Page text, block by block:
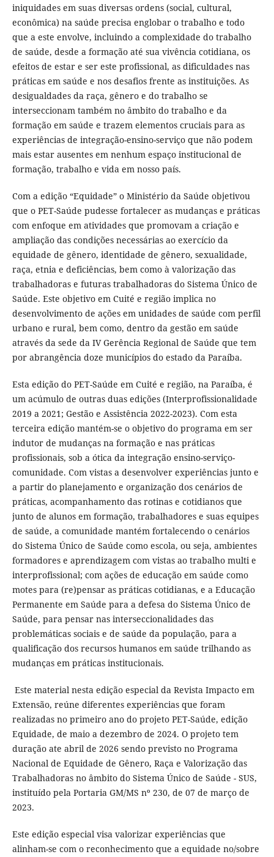
iniquidades em suas diversas ordens (social, cultural,
econômica) na saúde precisa englobar o trabalho e todo
que a este envolve, incluindo a complexidade do trabalho
de saúde, desde a formação até sua vivência cotidiana, os
efeitos de estar e ser este profissional, as dificuldades nas
práticas em saúde e nos desafios frente as instituições. As
desigualdades da raça, gênero e do trabalho se
interseccionam também no âmbito do trabalho e da
formação em saúde e trazem elementos cruciais para as
experiências de integração-ensino-serviço que não podem
mais estar ausentes em nenhum espaço institucional de
formação, trabalho e vida em nosso país.
Com a edição “Equidade” o Ministério da Saúde objetivou
que o PET-Saúde pudesse fortalecer as mudanças e práticas
com enfoque em atividades que promovam a criação e
ampliação das condições necessárias ao exercício da
equidade de gênero, identidade de gênero, sexualidade,
raça, etnia e deficiências, bem como à valorização das
trabalhadoras e futuras trabalhadoras do Sistema Único de
Saúde. Este objetivo em Cuité e região implica no
desenvolvimento de ações em unidades de saúde com perfil
urbano e rural, bem como, dentro da gestão em saúde
através da sede da IV Gerência Regional de Saúde que tem
por abrangência doze municípios do estado da Paraíba.
Esta edição do PET-Saúde em Cuité e região, na Paraíba, é
um acúmulo de outras duas edições (Interprofissionalidade
2019 a 2021; Gestão e Assistência 2022-2023). Com esta
terceira edição mantém-se o objetivo do programa em ser
indutor de mudanças na formação e nas práticas
profissionais, sob a ótica da integração ensino-serviço-
comunidade. Com vistas a desenvolver experiências junto e
a partir do planejamento e organização dos cenários de
práticas, acompanhamento das rotinas e cotidianos que
junto de alunos em formação, trabalhadores e suas equipes
de saúde, a comunidade mantém fortalecendo o cenários
do Sistema Único de Saúde como escola, ou seja, ambientes
formadores e aprendizagem com vistas ao trabalho multi e
interprofissional; com ações de educação em saúde como
motes para (re)pensar as práticas cotidianas, e a Educação
Permanente em Saúde para a defesa do Sistema Único de
Saúde, para pensar nas interseccionalidades das
problemáticas sociais e de saúde da população, para a
qualificação dos recursos humanos em saúde trilhando as
mudanças em práticas institucionais.
Este material nesta edição especial da Revista Impacto em
Extensão, reúne diferentes experiências que foram
realizadas no primeiro ano do projeto PET-Saúde, edição
Equidade, de maio a dezembro de 2024. O projeto tem
duração ate abril de 2026 sendo previsto no Programa
Nacional de Equidade de Gênero, Raça e Valorização das
Trabalhadoras no âmbito do Sistema Único de Saúde - SUS,
instituído pela Portaria GM/MS nº 230, de 07 de março de
2023.
Este edição especial visa valorizar experiências que
alinham-se com o reconhecimento que a equidade no/sobre